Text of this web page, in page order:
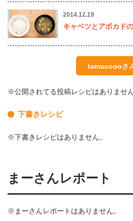
2014.12.19
キャベツとアボカド
tamacoooさ
※公開されてる投稿レシピはありません
下書きレシピ
※下書きレシピはありません。
まーさんレポート
※まーさんレポートはありません。